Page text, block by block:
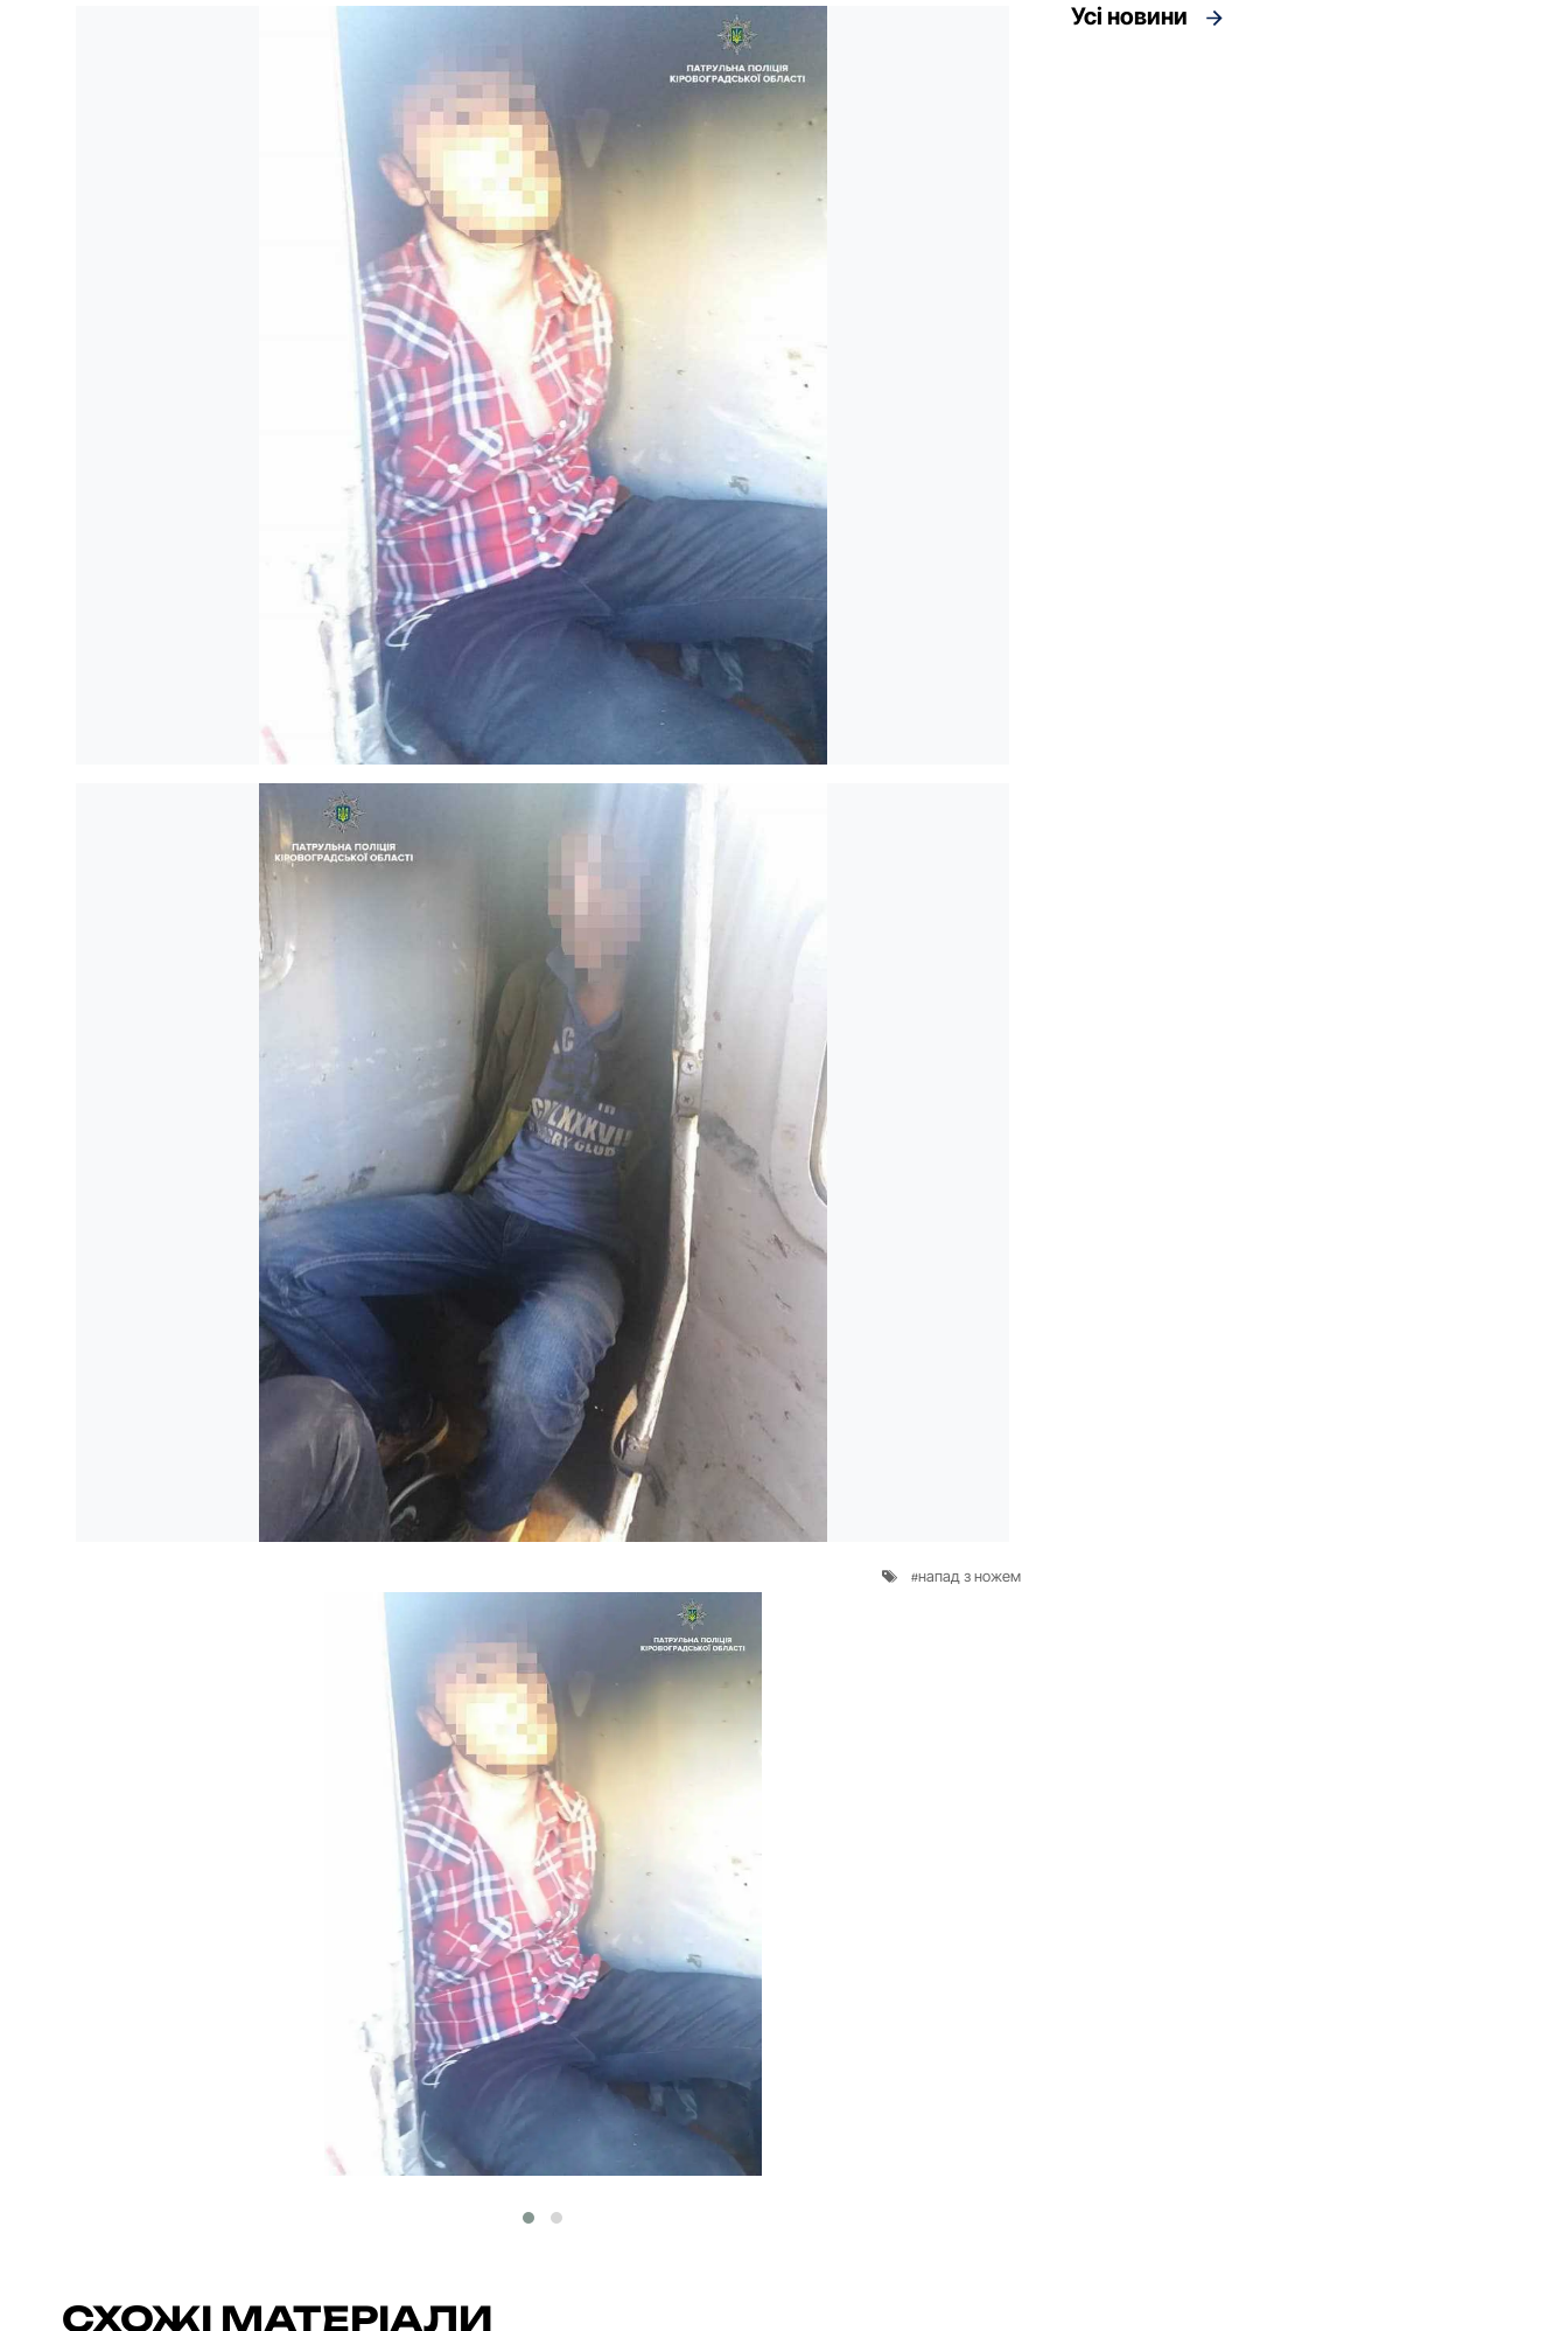
напад з ножем
Усі новини
СХОЖІ МАТЕРІАЛИ